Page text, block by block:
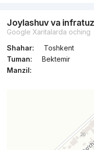
Joylashuv va
Google Xaritalarda oching
Shahar:
Toshkent
Tuman:
Bektemir
Manzil: